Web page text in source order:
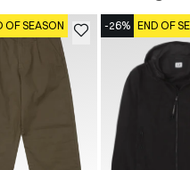
OF SEASON -26% END OF